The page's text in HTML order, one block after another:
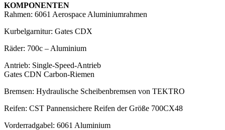
KOMPONENTEN
Rahmen: 6061 Aerospace Aluminiumrahmen
Kurbelgarnitur: Gates CDX
Räder: 700c – Aluminium
Antrieb: Single-Speed-Antrieb
Gates CDN Carbon-Riemen
Bremsen: Hydraulische Scheibenbremsen von TEKTRO
Reifen: CST Pannensichere Reifen der Größe 700CX48
Vorderradgabel: 6061 Aluminium